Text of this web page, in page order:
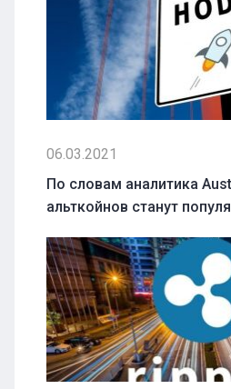
06.03.2021
По словам аналитика
альткойнов станут